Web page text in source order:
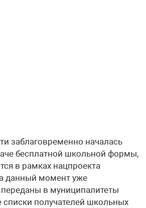
заблаговременно началась
бесплатной школьной формы,
в рамках нацпроекта
данный момент уже
в муниципалитеты
списки получателей школьных